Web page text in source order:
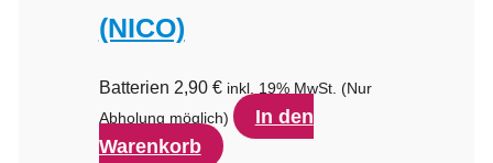
(NICO)
Batterien 2,90 € inkl. 19% MwSt. (Nur
Abholung möglich)
In den
Warenkorb